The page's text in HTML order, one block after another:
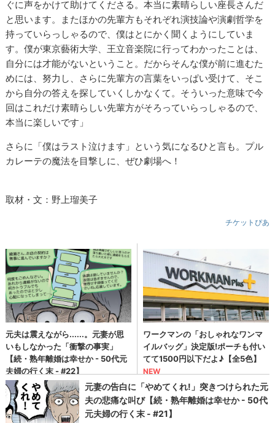
ぐに声をかけて助けてくださる。本当に素晴らしい座長さんだ
と思います。またほかの先輩方もそれぞれ演技論や演劇哲学を
持っていらっしゃるので、僕はとにかく聞くようにしていま
す。僕が東京藝術大学、王立音楽院に行ってわかったことは、
自分には才能がないということ。だからそんな僕が前に進むた
めには、努力し、さらに先輩方の言葉をいっぱい受けて、そこ
から自分の答えを探していくしかなくて。そういった意味で今
回はこれだけ素晴らしい先輩方がそろっていらっしゃるので、
本当に楽しいです」
さらに「僕はラスト泣けます」という気になるひと言も。プル
カレーテの魔法を目撃しに、ぜひ劇場へ！
取材・文：野上瑠美子
チケットぴあ